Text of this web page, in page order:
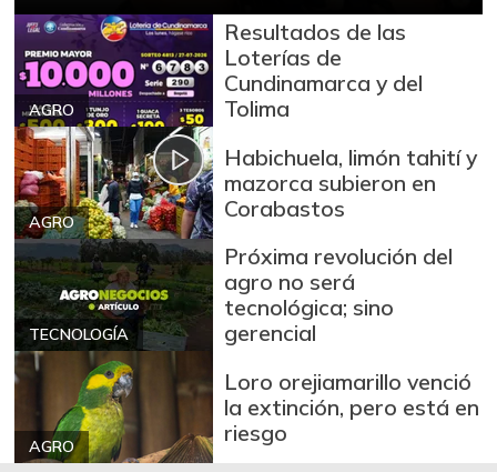
AGRO
Resultados de las
Loterías de
Cundinamarca y del
Tolima
AGRO
Habichuela, limón tahití y
mazorca subieron en
Corabastos
TECNOLOGÍA
Próxima revolución del
agro no será
tecnológica; sino
gerencial
AGRO
Loro orejiamarillo venció
la extinción, pero está en
riesgo